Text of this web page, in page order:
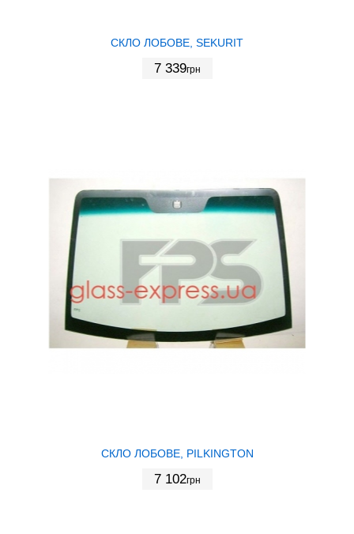
СКЛО ЛОБОВЕ, SEKURIT
7 339грн
СКЛО ЛОБОВЕ, PILKINGTON
7 102грн